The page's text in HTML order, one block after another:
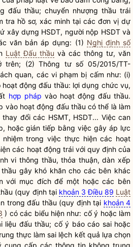
đấu thầu; chuyển nhượng thầu trái
tra hồ sơ, xác minh tại các đơn vị dự
xây dựng HSDT, người nộp HSDT và
văn bản áp dụng: (1) Nghị định số
Luật Đấu thầu và các thông tư, văn
trên; (2) Thông tư số 05/2015/TT-
quan, các vi phạm bị cấm như: (i)
hoạt động đấu thầu: lợi dụng chức vụ,
hợp pháp vào hoạt động đấu thầu.
vào hoạt động đấu thầu có thể là làm
đổi các HSMT, HSDT... Việc can
hoặc gián tiếp bằng việc gây áp lực
trong việc thực hiện các hoạt
các hoạt động trái với quy định của
vi thông thầu, thỏa thuận, dàn xếp
gây khó khăn cho các bên khác
với mục đích để một hoặc các bên
(quy định tại khoản 3 Điều 89 Luật
trong đấu thầu (quy định tại khoản 4
) có các biểu hiện như: cố ý hoặc làm
liệu đấu thầu; cố ý báo cáo sai hoặc
thực làm sai lệch kết quả lựa chọn
cung cấp các thông tin không trung